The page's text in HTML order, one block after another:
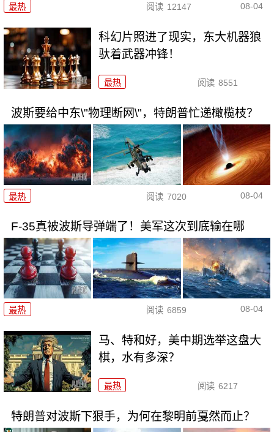
最热 阅读 12147 08-04
科幻片照进了现实，东大机器狼
驮着武器冲锋！
最热 阅读 8551
波斯要给中东\"物理断网\"，特朗普忙递橄榄枝？
最热 阅读 7020 08-04
F-35真被波斯导弹端了！美军这次到底输在哪
最热 阅读 6859 08-04
马、特和好，美中期选举这盘大
棋，水有多深？
最热 阅读 6217
特朗普对波斯下狠手，为何在黎明前戛然而止？